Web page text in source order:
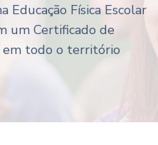
Educação Física Escolar
um Certificado de
em todo o território